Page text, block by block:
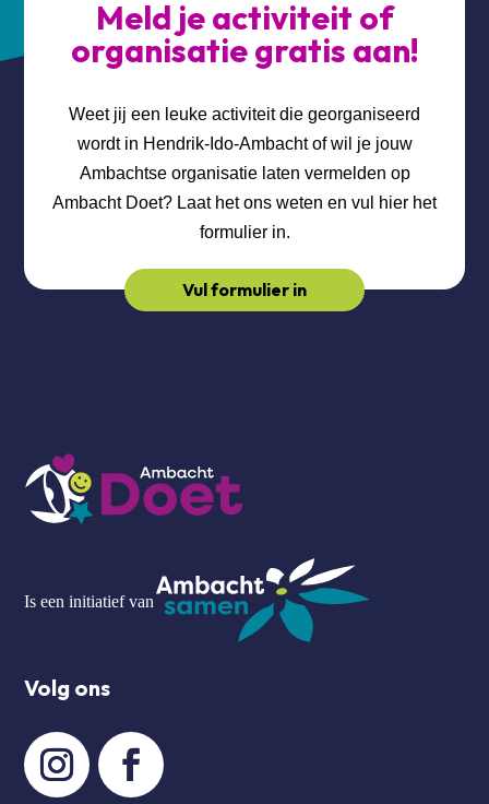
Meld je activiteit of
organisatie gratis aan!
Weet jij een leuke activiteit die georganiseerd
wordt in Hendrik-Ido-Ambacht of wil je jouw
Ambachtse organisatie laten vermelden op
Ambacht Doet? Laat het ons weten en vul hier het
formulier in.
Vul formulier in
Is een initiatief van
Volg ons